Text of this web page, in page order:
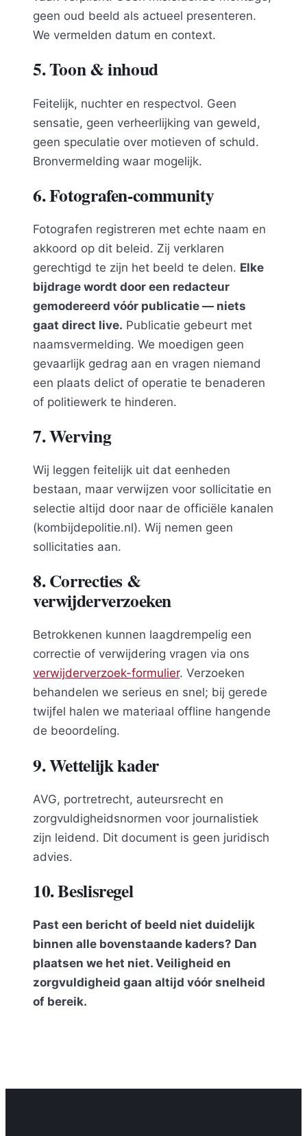
geen oud beeld als actueel presenteren.
We vermelden datum en context.
5. Toon & inhoud
Feitelijk, nuchter en respectvol. Geen
sensatie, geen verheerlijking van geweld,
geen speculatie over motieven of schuld.
Bronvermelding waar mogelijk.
6. Fotografen-community
Fotografen registreren met echte naam en
akkoord op dit beleid. Zij verklaren
gerechtigd te zijn het beeld te delen. Elke
bijdrage wordt door een redacteur
gemodereerd vóór publicatie — niets
gaat direct live. Publicatie gebeurt met
naamsvermelding. We moedigen geen
gevaarlijk gedrag aan en vragen niemand
een plaats delict of operatie te benaderen
of politiewerk te hinderen.
7. Werving
Wij leggen feitelijk uit dat eenheden
bestaan, maar verwijzen voor sollicitatie en
selectie altijd door naar de officiële kanalen
(kombijdepolitie.nl). Wij nemen geen
sollicitaties aan.
8. Correcties &
verwijderverzoeken
Betrokkenen kunnen laagdrempelig een
correctie of verwijdering vragen via ons
verwijderverzoek-formulier. Verzoeken
behandelen we serieus en snel; bij gerede
twijfel halen we materiaal offline hangende
de beoordeling.
9. Wettelijk kader
AVG, portretrecht, auteursrecht en
zorgvuldigheidsnormen voor journalistiek
zijn leidend. Dit document is geen juridisch
advies.
10. Beslisregel
Past een bericht of beeld niet duidelijk
binnen alle bovenstaande kaders? Dan
plaatsen we het niet. Veiligheid en
zorgvuldigheid gaan altijd vóór snelheid
of bereik.